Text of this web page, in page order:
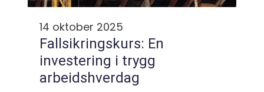
14 oktober 2025
Fallsikringskurs: En
investering i trygg
arbeidshverdag